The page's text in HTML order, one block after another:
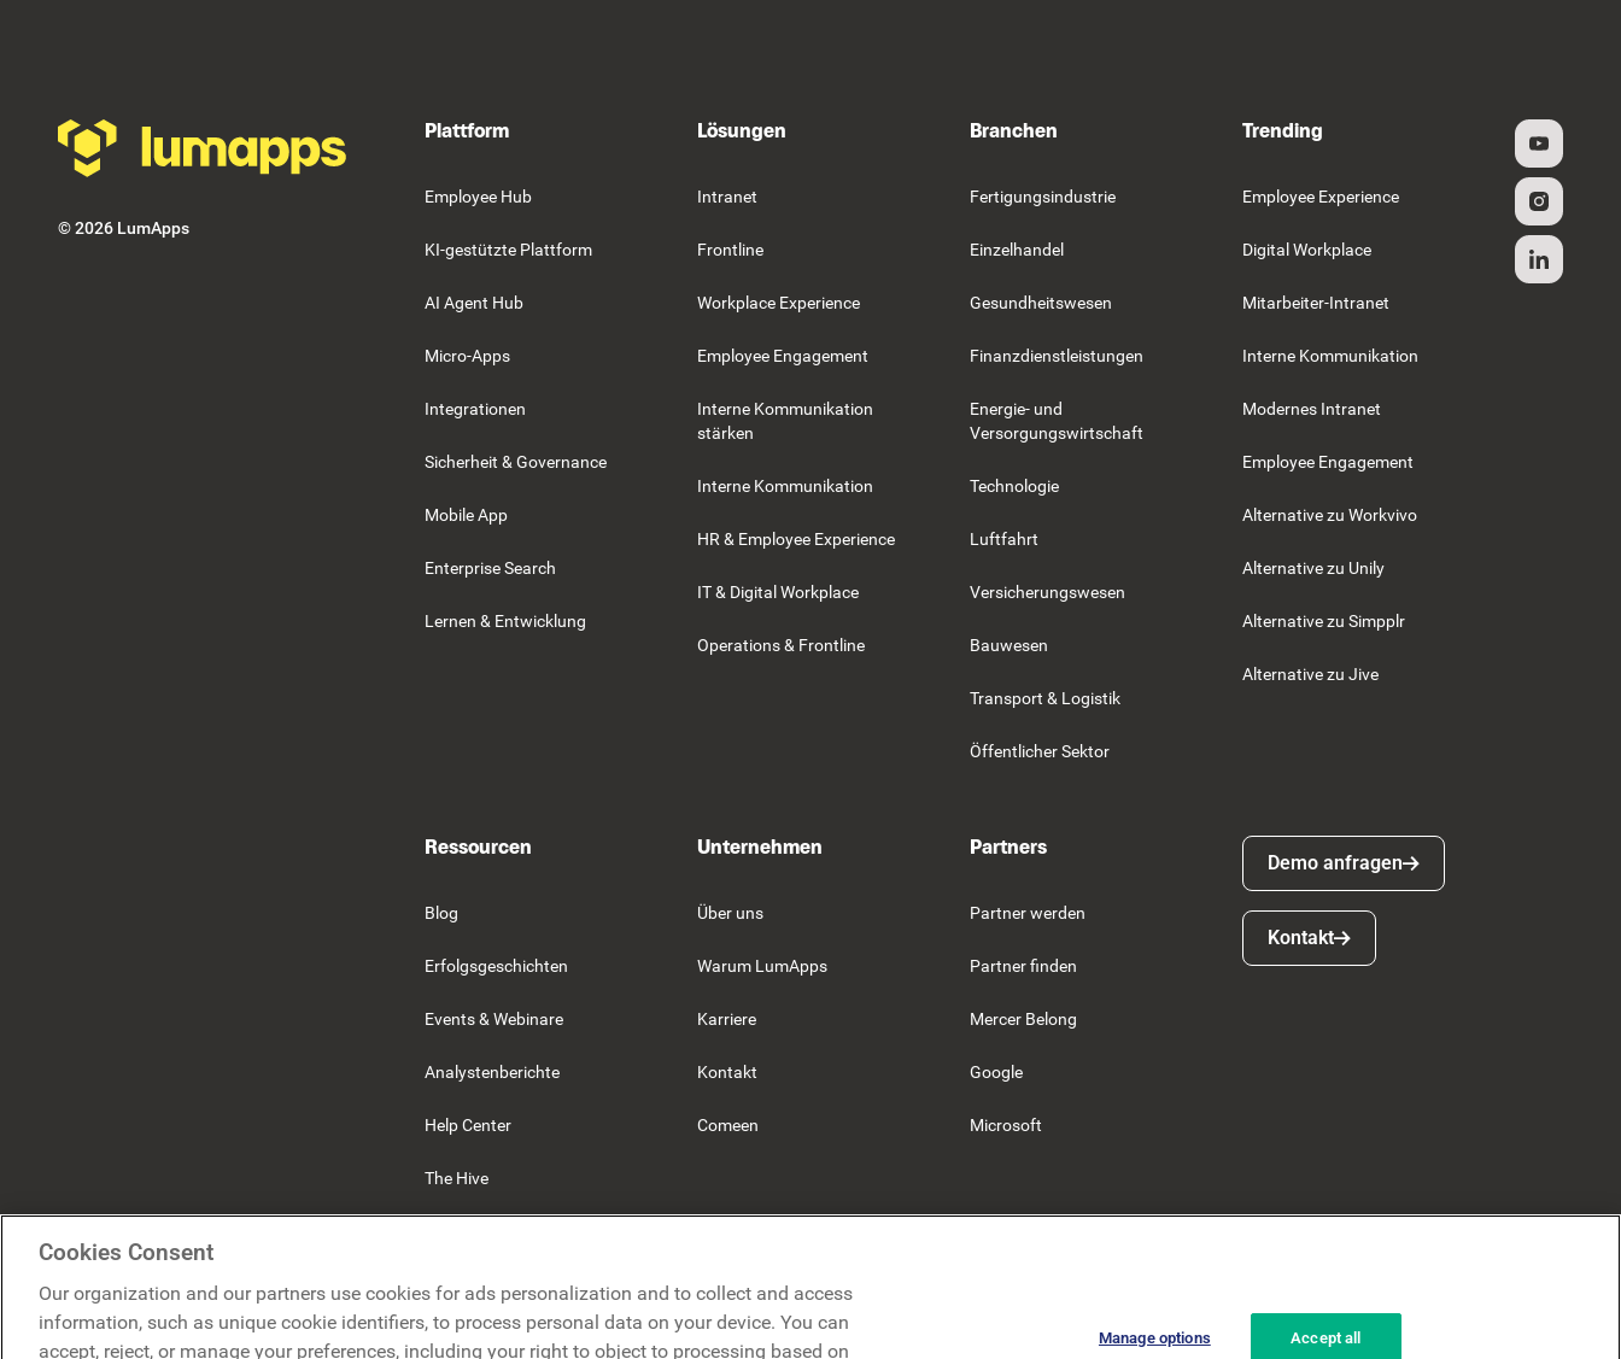
©2026 LumApps
Plattform
Employee Hub
KI-gestützte Plattform
AI Agent Hub
Micro-Apps
Integrationen
Sicherheit & Governance
Mobile App
Enterprise Search
Lernen & Entwicklung
Lösungen
Intranet
Frontline
Workplace Experience
Employee Engagement
Interne Kommunikation
stärken
Interne Kommunikation
HR & Employee Experience
IT & Digital Workplace
Operations & Frontline
Branchen
Fertigungsindustrie
Einzelhandel
Gesundheitswesen
Finanzdienstleistungen
Energie- und
Versorgungswirtschaft
Technologie
Luftfahrt
Versicherungswesen
Bauwesen
Transport & Logistik
Öffentlicher Sektor
Trending
Employee Experience
Digital Workplace
Mitarbeiter-Intranet
Interne Kommunikation
Modernes Intranet
Employee Engagement
Alternative zu Workvivo
Alternative zu Unily
Alternative zu Simpplr
Alternative zu Jive
Ressourcen
Blog
Erfolgsgeschichten
Events & Webinare
Analystenberichte
Help Center
The Hive
Unternehmen
Über uns
Warum LumApps
Karriere
Kontakt
Comeen
Partners
Partner werden
Partner finden
Mercer Belong
Google
Microsoft
Demo anfragen
Demo anfragen
Kontakt
Kontakt
Cookies Consent
Our organization and our partners use cookies for ads personalization and to collect and access
information, such as unique cookie identifiers, to process personal data on your device. You can
accept, reject, or manage your preferences, including your right to object to processing based on
Manage options Accept all